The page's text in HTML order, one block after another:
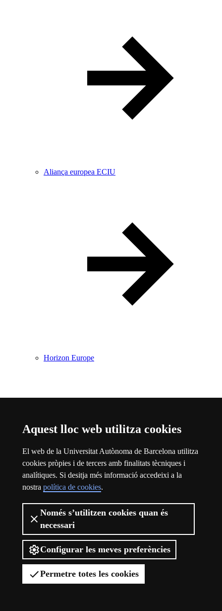
Aquest lloc web utilitza cookies
El web de la Universitat Autònoma de Barcelona utilitza
cookies pròpies i de tercers amb finalitats tècniques i
analítiques. Si desitja més informació accedeixi a la
nostra política de cookies.
Només s’utilitzen cookies quan és
necessari
Configurar les meves preferències
Permetre totes les cookies
Aliança europea ECIU
Horizon Europe
Viure el campus